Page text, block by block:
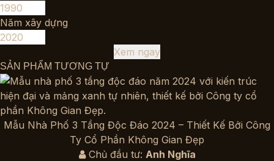
Năm xây dựng
Xem ngay
SẢN PHẨM TƯƠNG TỰ
Mẫu Nhà Phố 3 Tầng Độc Đáo 2024 – Thiết Kế Bởi Công
Ty Cổ Phần Không Gian Đẹp
Chủ đầu tư: Anh Nghĩa